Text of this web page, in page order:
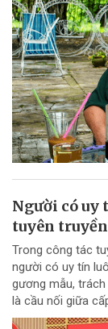
Người có
tuyên truyền
Trong công tác
người có uy tín
gương mẫu,
là cầu nối giữa